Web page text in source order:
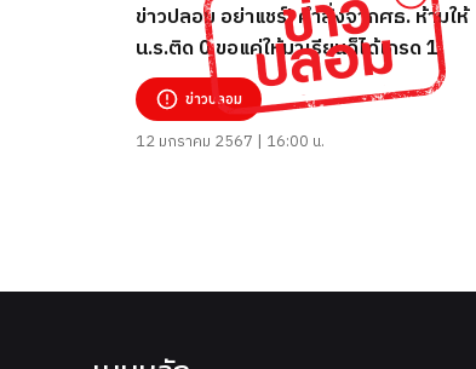
ข่าวปลอม อย่าแชร์! คำสั่งจากศธ. ห้ามให้
น.ร.ติด 0 ขอแค่ให้มาเรียนก็ได้เกรด 1
ข่าวปลอม
12 มกราคม 2567 | 16:00 น.